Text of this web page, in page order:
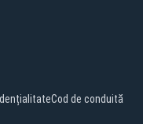
Cod de conduită